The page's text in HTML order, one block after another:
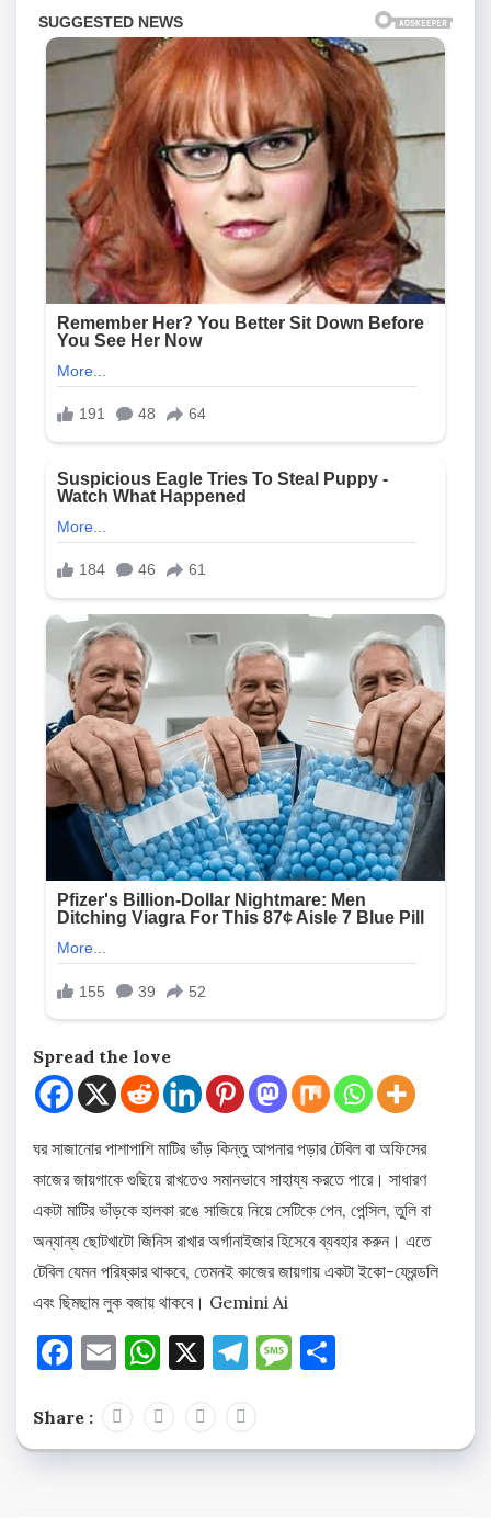
Spread the love
ঘর সাজানোর পাশাপাশি মাটির ভাঁড় কিন্তু আপনার পড়ার টেবিল বা অফিসের
কাজের জায়গাকে গুছিয়ে রাখতেও সমানভাবে সাহায্য করতে পারে। সাধারণ
একটা মাটির ভাঁড়কে হালকা রঙে সাজিয়ে নিয়ে সেটিকে পেন, পেন্সিল, তুলি বা
অন্যান্য ছোটখাটো জিনিস রাখার অর্গানাইজার হিসেবে ব্যবহার করুন। এতে
টেবিল যেমন পরিষ্কার থাকবে, তেমনই কাজের জায়গায় একটা ইকো-ফ্রেন্ডলি
এবং ছিমছাম লুক বজায় থাকবে। Gemini Ai
Facebook
EmailWhatsApp
X Telegram
Message
Share :